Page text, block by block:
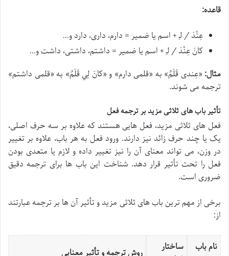
قاعده:
عِنْدَ / ل‍ـِ+ اسم یا ضمیر = دارم، داری، دارد و…
کانَ عِنْدَ / ل‍ـِ+ اسم یا ضمیر = داشتم، داشتی، داشت و…
مثال:«عِندی قَلَمٌ» به «قلمی دارم» و «کانَ لِي قَلَمٌ» به «قلمی داشتم»
ترجمه می شوند.
تأثیر باب های ثلاثی مزید بر ترجمه فعل
فعل های ثلاثی مزید، فعل هایی هستند که علاوه بر سه حرف اصلی،
یک یا چند حرف زائد نیز دارند. ورود فعل به هر باب، علاوه بر تغییر
در وزن، می تواند معنای آن را نیز تغییر داده و لازم یا متعدی بودن
فعل را تحت تأثیر قرار دهد. شناخت این باب ها برای ترجمه دقیق
ضروری است.
برخی از مهم ترین باب های ثلاثی مزید و تأثیر آن ها بر ترجمه عبارتند
از:
نام باب
ساختار
روش ترجمه و تأثیر معنایی